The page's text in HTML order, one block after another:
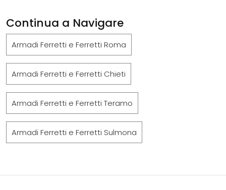
Continua a Navigare
Armadi Ferretti e Ferretti Roma
Armadi Ferretti e Ferretti Chieti
Armadi Ferretti e Ferretti Teramo
Armadi Ferretti e Ferretti Sulmona